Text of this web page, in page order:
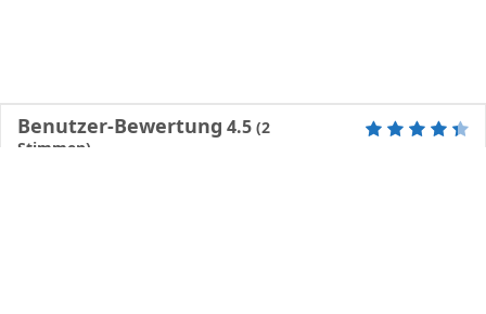
Benutzer-Bewertung 4.5 (2
Stimmen)